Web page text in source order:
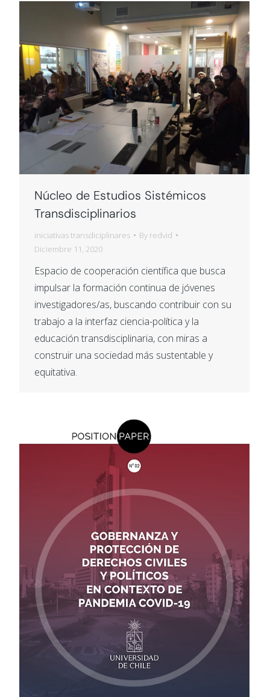
Núcleo de Estudios Sistémicos
Transdisciplinarios
iniciativas transdiciplinares By redvid
Diciembre 11, 2020
Espacio de cooperación científica que busca
impulsar la formación continua de jóvenes
investigadores/as, buscando contribuir con su
trabajo a la interfaz ciencia-política y la
educación transdisciplinaria, con miras a
construir una sociedad más sustentable y
equitativa.